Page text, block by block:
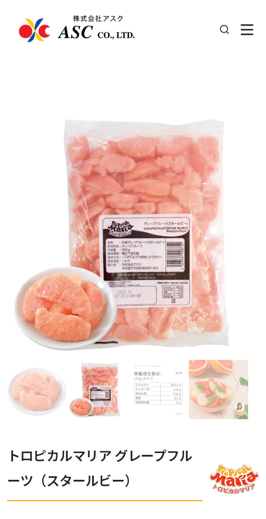
トロピカルマリア グレープフル
ーツ（スタールビー）